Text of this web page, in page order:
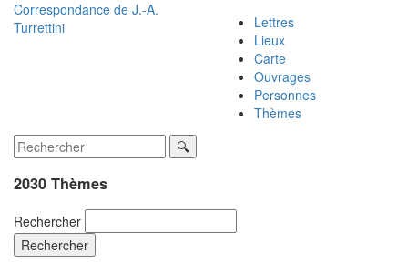
Correspondance de J.-A.
Turrettini
Lettres
Lieux
Carte
Ouvrages
Personnes
Thèmes
2030 Thèmes
Rechercher
Rechercher